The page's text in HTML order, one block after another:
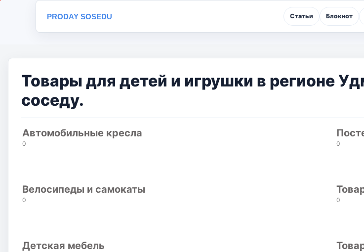
PRODAY SOSEDU Статьи Блокнот
Товары для детей и игрушки в регионе
соседу.
Автомобильные кресла
0
Велосипеды и самокаты
0
Детская мебель
0
0